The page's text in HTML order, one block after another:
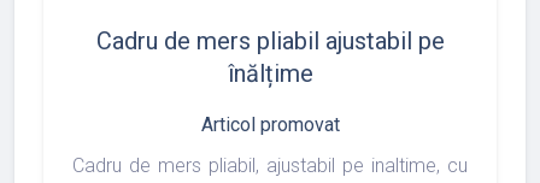
Cadru de mers pliabil ajustabil pe
înălțime
Articol promovat
Cadru de mers pliabil, ajustabil pe inaltime, cu